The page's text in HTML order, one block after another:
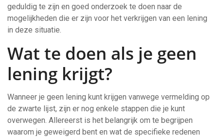
geduldig te zijn en goed onderzoek te doen naar de
mogelijkheden die er zijn voor het verkrijgen van een lening
in deze situatie.
Wat te doen als je geen
lening krijgt?
Wanneer je geen lening kunt krijgen vanwege vermelding op
de zwarte lijst, zijn er nog enkele stappen die je kunt
overwegen. Allereerst is het belangrijk om te begrijpen
waarom je geweigerd bent en wat de specifieke redenen